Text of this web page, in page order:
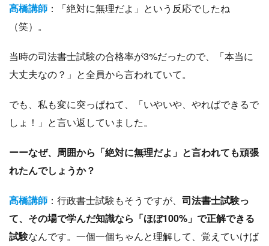
髙橋講師 ：「絶対に無理だよ」という反応でしたね
（笑）。
当時の司法書士試験の合格率が3%だったので、「本当に
大丈夫なの？」と全員から言われていて。
でも、私も変に突っぱねて、「いやいや、やればできるで
しょ！」と言い返していました。
ーーなぜ、周囲から「絶対に無理だよ」と言われても頑張
れたんでしょうか？
髙橋講師 ：行政書士試験もそうですが、 司法書士試験っ
て、その場で学んだ知識なら「ほぼ100%」で正解できる
試験なんです。一個一個ちゃんと理解して、覚えていけば